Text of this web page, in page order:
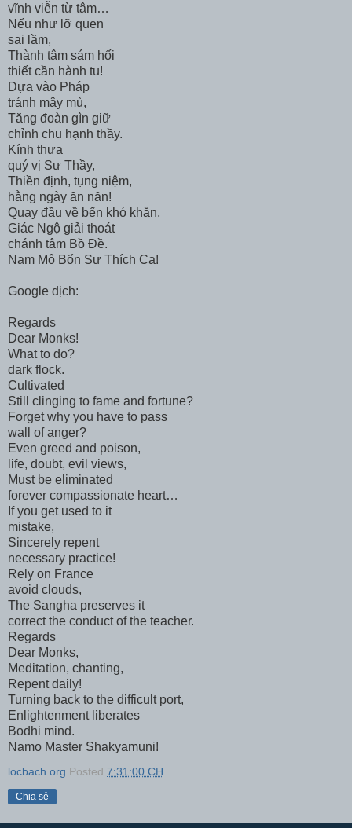
vĩnh viễn từ tâm…
Nếu như lỡ quen
sai lầm,
Thành tâm sám hối
thiết cần hành tu!
Dựa vào Pháp
tránh mây mù,
Tăng đoàn gìn giữ
chỉnh chu hạnh thầy.
Kính thưa
quý vị Sư Thầy,
Thiền định, tụng niệm,
hằng ngày ăn năn!
Quay đầu về bến khó khăn,
Giác Ngộ giải thoát
chánh tâm Bồ Đề.
Nam Mô Bổn Sư Thích Ca!
Google dịch:
Regards
Dear Monks!
What to do?
dark flock.
Cultivated
Still clinging to fame and fortune?
Forget why you have to pass
wall of anger?
Even greed and poison,
life, doubt, evil views,
Must be eliminated
forever compassionate heart…
If you get used to it
mistake,
Sincerely repent
necessary practice!
Rely on France
avoid clouds,
The Sangha preserves it
correct the conduct of the teacher.
Regards
Dear Monks,
Meditation, chanting,
Repent daily!
Turning back to the difficult port,
Enlightenment liberates
Bodhi mind.
Namo Master Shakyamuni!
locbach.org Posted 7:31:00 CH
Chia sẻ